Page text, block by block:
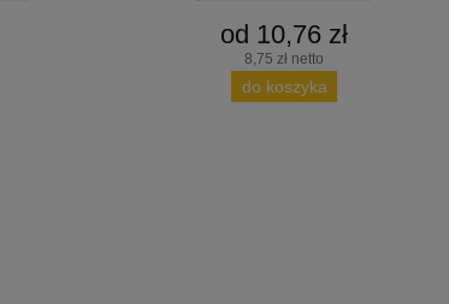
od 10,76 zł
8,75 zł netto
do koszyka